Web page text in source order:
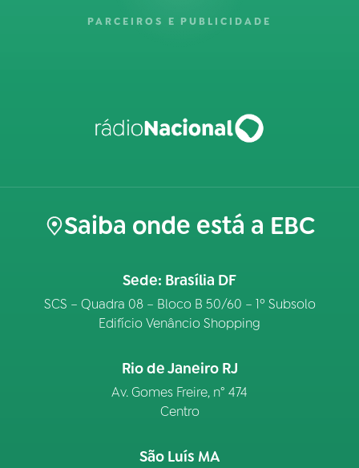
PARCEIROS E PUBLICIDADE
Saiba onde está a EBC
Sede: Brasília DF
SCS – Quadra 08 – Bloco B 50/60 – 1º Subsolo
Edifício Venâncio Shopping
Rio de Janeiro RJ
Av. Gomes Freire, n° 474
Centro
São Luís MA